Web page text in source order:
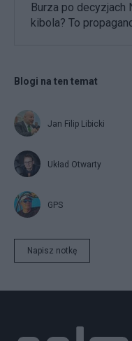
Burza po decyzjach
kibola? To
Blogi na ten temat
Jan Filip Libicki
Układ Otwarty
GPS
Napisz notkę